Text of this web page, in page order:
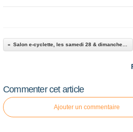
Commenter cet article
Ajouter un commentaire